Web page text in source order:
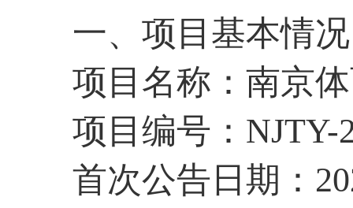
一、项目基本情
项目名称：南京
项目编号： NJTY-
首次公告日期：